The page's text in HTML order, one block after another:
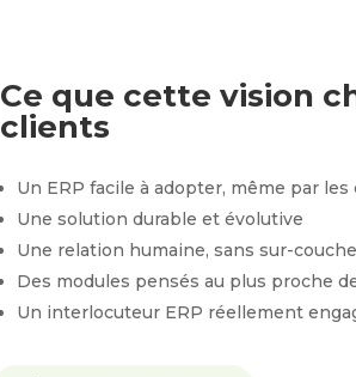
Ce que cette vision
clients
Un ERP facile à adopter, même par
Une solution durable et évolutive
Une relation humaine, sans sur-
Des modules pensés au plus proche
Un interlocuteur ERP réellement